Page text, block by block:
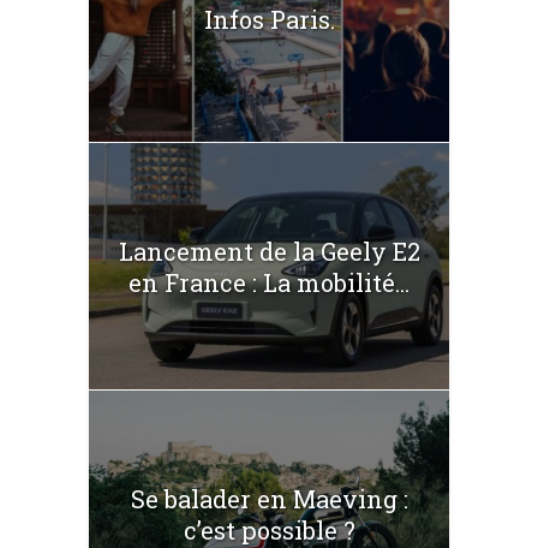
Infos Paris.
Lancement de la Geely E2
en France : La mobilité...
Se balader en Maeving :
c’est possible ?